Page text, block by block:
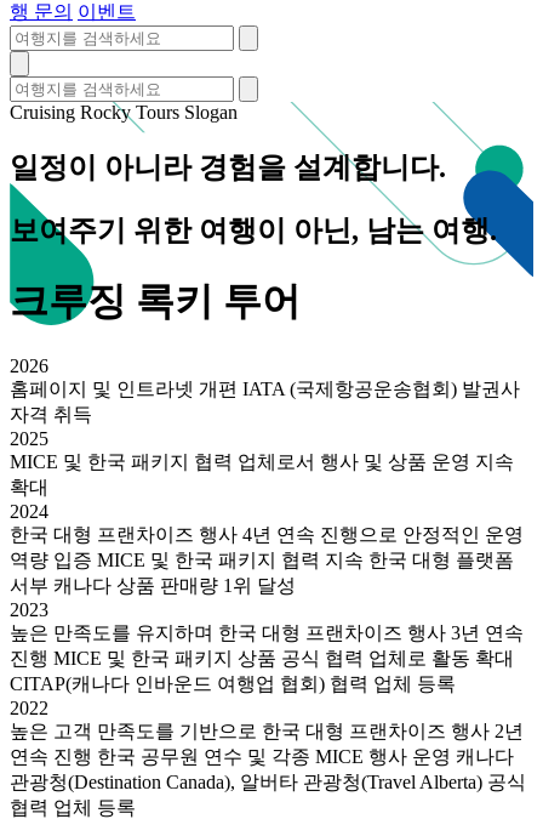
행 문의 이벤트
Cruising Rocky Tours Slogan
일정이 아니라 경험을 설계합니다.
보여주기 위한 여행이 아닌, 남는 여행.
크루징 록키 투어
2026
홈페이지 및 인트라넷 개편 IATA (국제항공운송협회) 발권사
자격 취득
2025
MICE 및 한국 패키지 협력 업체로서 행사 및 상품 운영 지속
확대
2024
한국 대형 프랜차이즈 행사 4년 연속 진행으로 안정적인 운영
역량 입증 MICE 및 한국 패키지 협력 지속 한국 대형 플랫폼
서부 캐나다 상품 판매량 1위 달성
2023
높은 만족도를 유지하며 한국 대형 프랜차이즈 행사 3년 연속
진행 MICE 및 한국 패키지 상품 공식 협력 업체로 활동 확대
CITAP(캐나다 인바운드 여행업 협회) 협력 업체 등록
2022
높은 고객 만족도를 기반으로 한국 대형 프랜차이즈 행사 2년
연속 진행 한국 공무원 연수 및 각종 MICE 행사 운영 캐나다
관광청(Destination Canada), 알버타 관광청(Travel Alberta) 공식
협력 업체 등록